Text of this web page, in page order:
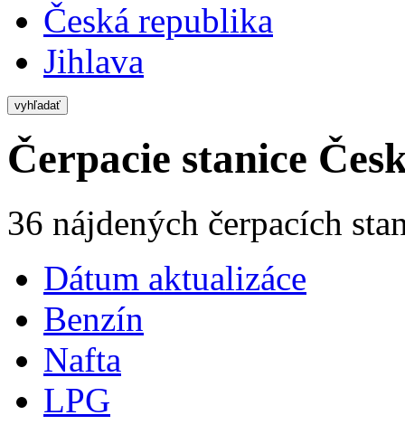
Česká republika
Jihlava
vyhľadať
Čerpacie stanice
36 nájdených čerpacích
Dátum aktualizáce
Benzín
Nafta
LPG